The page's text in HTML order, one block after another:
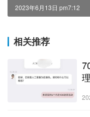
2023年6月13日 pm7:12
相关推荐